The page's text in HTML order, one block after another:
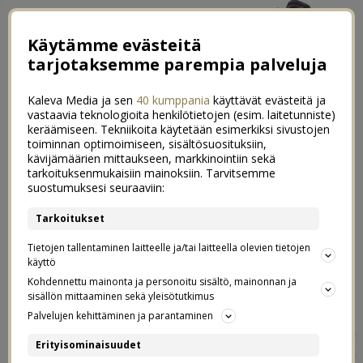
Käytämme evästeitä
tarjotaksemme parempia palveluja
Kaleva Media ja sen 40 kumppania käyttävät evästeitä ja
vastaavia teknologioita henkilötietojen (esim. laitetunniste)
keräämiseen. Tekniikoita käytetään esimerkiksi sivustojen
toiminnan optimoimiseen, sisältösuosituksiin,
kävijämäärien mittaukseen, markkinointiin sekä
tarkoituksenmukaisiin mainoksiin. Tarvitsemme
suostumuksesi seuraaviin:
Tarkoitukset
Tietojen tallentaminen laitteelle ja/tai laitteella olevien tietojen
käyttö
Kohdennettu mainonta ja personoitu sisältö, mainonnan ja
sisällön mittaaminen sekä yleisötutkimus
Palvelujen kehittäminen ja parantaminen
Erityisominaisuudet
My day – päivä mun mukana
Postaus on tehty kaupallisessa
yhteistyössä
kanssa.
iltaan.Hetkihaastoi mut samalla näyttämään, miten